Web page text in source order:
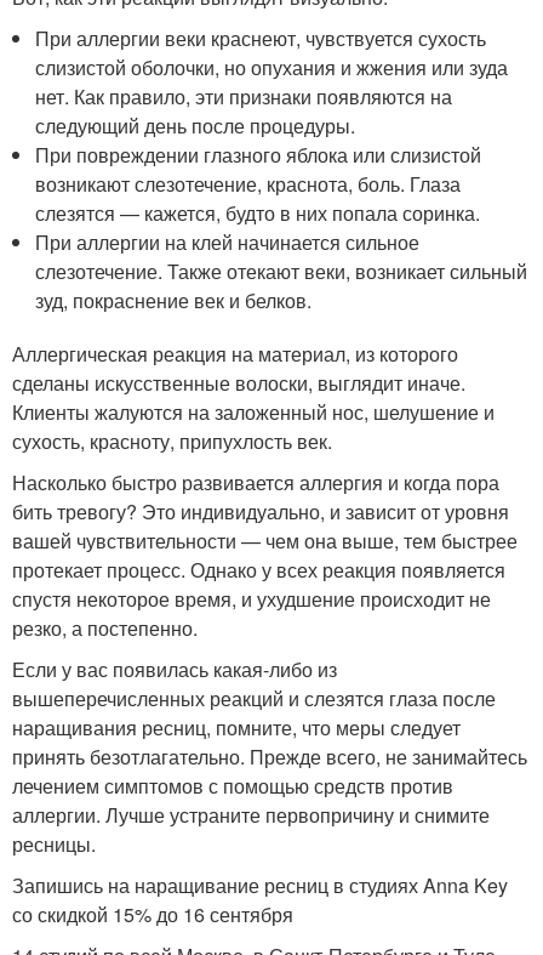
При аллергии веки краснеют, чувствуется сухость
слизистой оболочки, но опухания и жжения или зуда
нет. Как правило, эти признаки появляются на
следующий день после процедуры.
При повреждении глазного яблока или слизистой
возникают слезотечение, краснота, боль. Глаза
слезятся — кажется, будто в них попала соринка.
При аллергии на клей начинается сильное
слезотечение. Также отекают веки, возникает сильный
зуд, покраснение век и белков.
Аллергическая реакция на материал, из которого
сделаны искусственные волоски, выглядит иначе.
Клиенты жалуются на заложенный нос, шелушение и
сухость, красноту, припухлость век.
Насколько быстро развивается аллергия и когда пора
бить тревогу? Это индивидуально, и зависит от уровня
вашей чувствительности — чем она выше, тем быстрее
протекает процесс. Однако у всех реакция появляется
спустя некоторое время, и ухудшение происходит не
резко, а постепенно.
Если у вас появилась какая-либо из
вышеперечисленных реакций и слезятся глаза после
наращивания ресниц, помните, что меры следует
принять безотлагательно. Прежде всего, не занимайтесь
лечением симптомов с помощью средств против
аллергии. Лучше устраните первопричину и снимите
ресницы.
Запишись на наращивание ресниц в студиях Anna Key
со скидкой 15% до 16 сентября